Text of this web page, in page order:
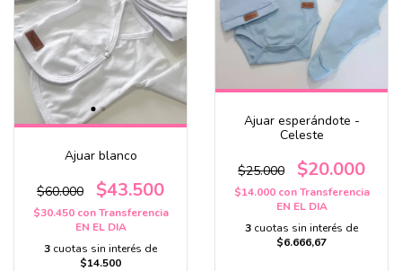
Ajuar blanco
$60.000 $43.500
$30.450 con Transferencia
EN EL DIA
3 cuotas sin interés de
$14.500
Ajuar esperándote -
Celeste
$25.000 $20.000
$14.000 con Transferencia
EN EL DIA
3 cuotas sin interés de
$6.666,67